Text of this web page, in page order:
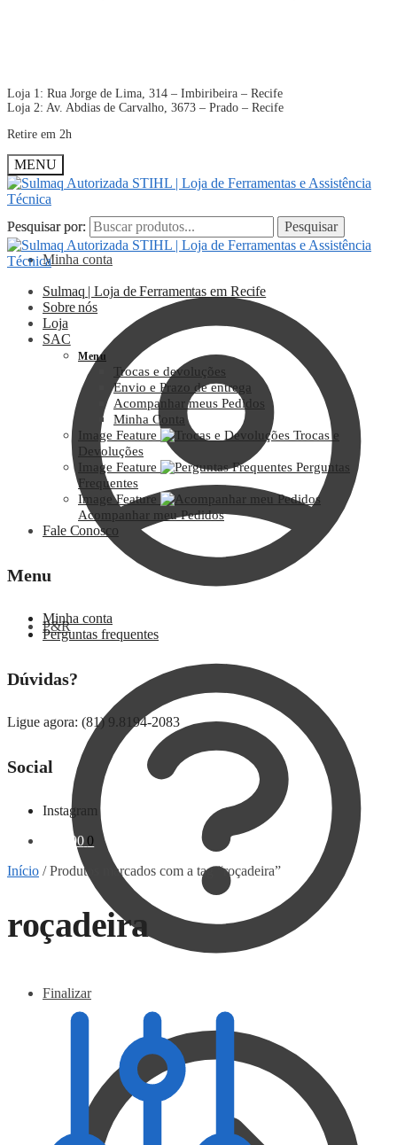
Loja 1: Rua Jorge de Lima, 314 – Imbiribeira – Recife
Loja 2: Av. Abdias de Carvalho, 3673 – Prado – Recife
Retire em 2h
MENU
Pesquisar por: Pesquisar
Minha conta
P&R
Finalizar
Pesquisar por: Pesquisar
Sulmaq | Loja de Ferramentas em Recife
Sobre nós
Loja
SAC
Menu
Trocas e devoluções
Envio e Prazo de entrega
Acompanhar meus Pedidos
Minha Conta
Image Feature
Trocas e
Devoluções
Image Feature
Perguntas
Frequentes
Image Feature
Acompanhar meu Pedidos
Fale Conosco
Menu
Minha conta
Perguntas frequentes
Dúvidas?
Ligue agora: (81) 9.8194-2083
Social
Instagram
0,00 0
Início /Produtos marcados com a tag “roçadeira”
roçadeira